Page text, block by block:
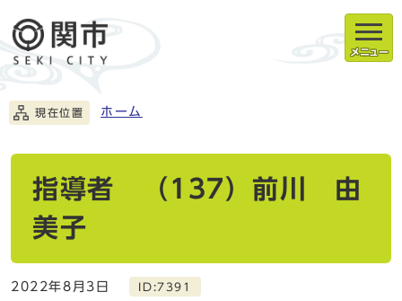
メニュー
現在位置 ホーム
指導者 （137）前川 由
美子
2022年8月3日 ID:7391